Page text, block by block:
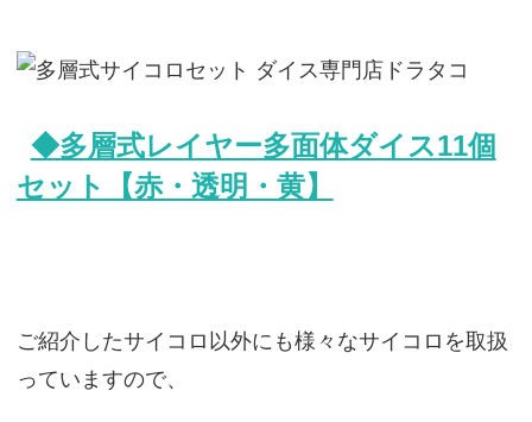
◆多層式レイヤー多面体ダイス11個
セット【赤・透明・黄】
ご紹介したサイコロ以外にも様々なサイコロを取扱
っていますので、